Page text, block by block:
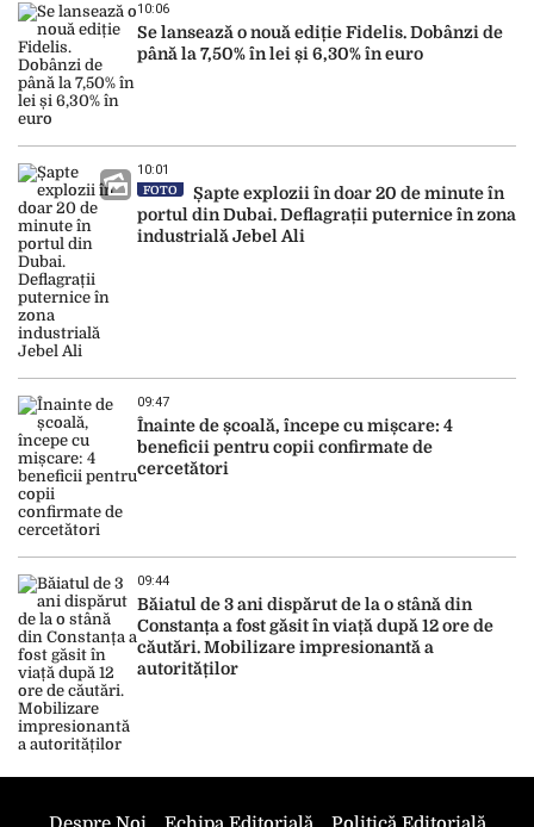
10:06
Se lansează o nouă ediție Fidelis. Dobânzi de
până la 7,50% în lei și 6,30% în euro
10:01
FOTO
Șapte explozii în doar 20 de minute în
portul din Dubai. Deflagrații puternice în zona
industrială Jebel Ali
09:47
Înainte de școală, începe cu mișcare: 4
beneficii pentru copii confirmate de
cercetători
09:44
Băiatul de 3 ani dispărut de la o stână din
Constanța a fost găsit în viață după 12 ore de
căutări. Mobilizare impresionantă a
autorităților